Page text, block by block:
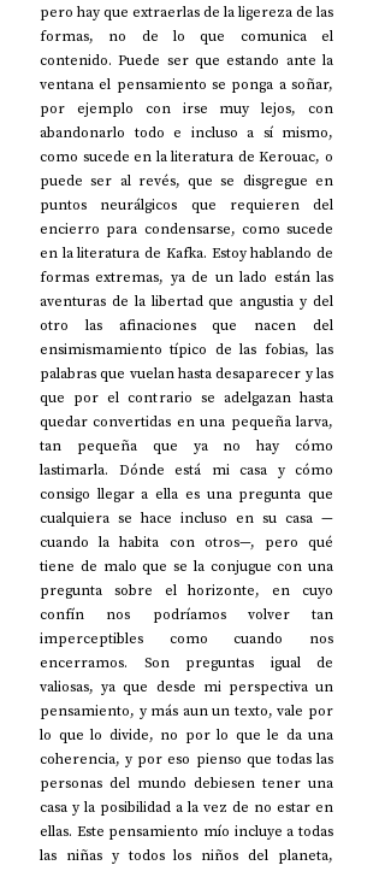
pero hay que extraerlas de la ligereza de las
formas, no de lo que comunica el
contenido. Puede ser que estando ante la
ventana el pensamiento se ponga a soñar,
por ejemplo con irse muy lejos, con
abandonarlo todo e incluso a sí mismo,
como sucede en la literatura de Kerouac, o
puede ser al revés, que se disgregue en
puntos neurálgicos que requieren del
encierro para condensarse, como sucede
en la literatura de Kafka. Estoy hablando de
formas extremas, ya de un lado están las
aventuras de la libertad que angustia y del
otro las afinaciones que nacen del
ensimismamiento típico de las fobias, las
palabras que vuelan hasta desaparecer y las
que por el contrario se adelgazan hasta
quedar convertidas en una pequeña larva,
tan pequeña que ya no hay cómo
lastimarla. Dónde está mi casa y cómo
consigo llegar a ella es una pregunta que
cualquiera se hace incluso en su casa —
cuando la habita con otros—, pero qué
tiene de malo que se la conjugue con una
pregunta sobre el horizonte, en cuyo
confín nos podríamos volver tan
imperceptibles como cuando nos
encerramos. Son preguntas igual de
valiosas, ya que desde mi perspectiva un
pensamiento, y más aun un texto, vale por
lo que lo divide, no por lo que le da una
coherencia, y por eso pienso que todas las
personas del mundo debiesen tener una
casa y la posibilidad a la vez de no estar en
ellas. Este pensamiento mío incluye a todas
las niñas y todos los niños del planeta,